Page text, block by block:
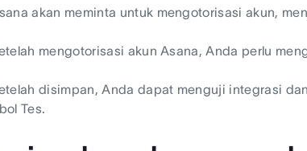
akan meminta untuk mengotorisasi akun,
mengotorisasi akun Asana, Anda perlu
disimpan, Anda dapat menguji integrasi
Tes.